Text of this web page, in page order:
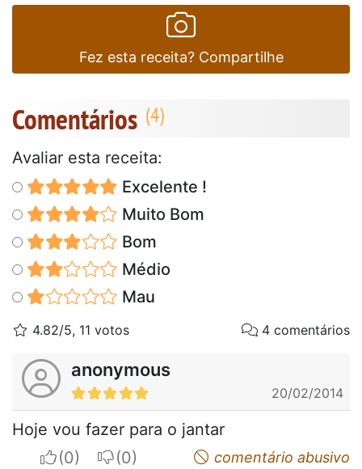
Fez esta receita? Compartilhe
Comentários
Avaliar esta receita:
Excelente !
Muito Bom
Bom
Médio
Mau
4.82/5, 11 votos 4 comentários
anonymous
20/02/2014
Hoje vou fazer para o jantar
I apreciateI do not appreciatecomentário abusivo